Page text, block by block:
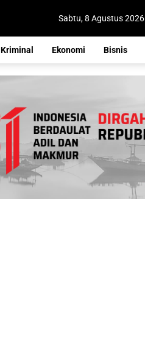
Sabtu, 8 Agustus 2026
Kriminal Ekonomi Bisnis